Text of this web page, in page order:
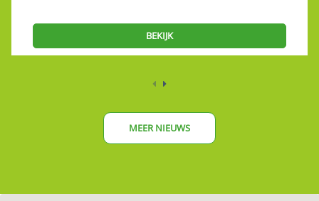
BEKIJK
MEER NIEUWS